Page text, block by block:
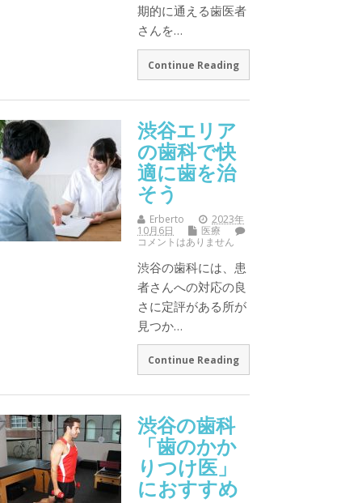
期的に通える歯医者
さんを…
Continue Reading
渋谷エリア
の歯科で快
適に歯を治
そう
Erberto
2023年
10月6日
医療
コメントはありません
渋谷の歯科には、患
者さんへの対応の良
さに定評がある所が
見つか…
Continue Reading
渋谷の歯科
「歯のかか
りつけ医」
におすすめ